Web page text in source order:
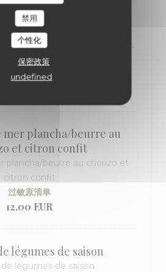
禁用
个性化
保密政策
undefined
chèvre / miel cumin /
myrtilles cerise
/ miel cumin / condiments
myrtilles cerise
过敏原清单
mer plancha/beurre au
et citron confit
plancha/beurre au chorizo et
citron confit
过敏原清单
12,00 EUR
légumes de saison
légumes de saison